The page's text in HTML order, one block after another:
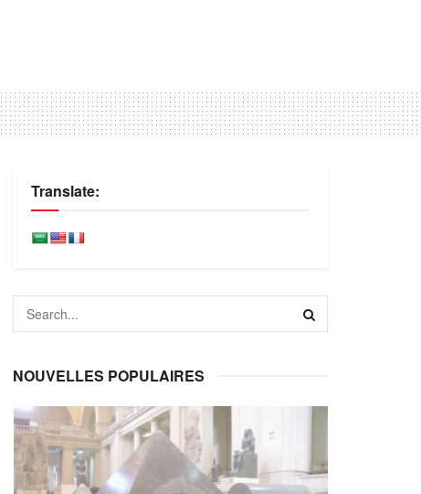
Translate:
NOUVELLES POPULAIRES